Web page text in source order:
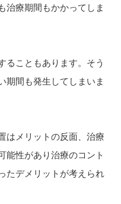
治療期間もかかってしま
ることもあります。そう
期間も発生してしまいま
はメリットの反面、治療
能性があり治療のコント
たデメリットが考えられ